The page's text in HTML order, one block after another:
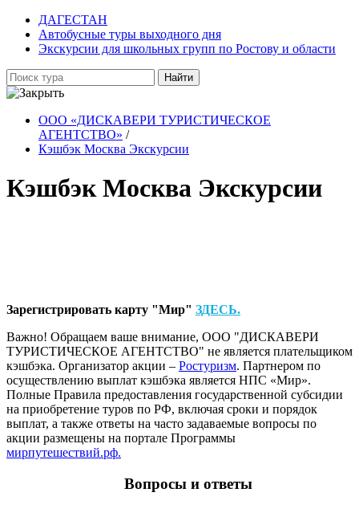
ДАГЕСТАН
Автобусные туры выходного дня
Экскурсии для школьных групп по Ростову и области
Найти
ООО «ДИСКАВЕРИ ТУРИСТИЧЕСКОЕ
АГЕНТСТВО» /
Кэшбэк Москва Экскурсии
Кэшбэк Москва Экскурсии
Зарегистрировать карту "Мир" ЗДЕСЬ.
Важно! Обращаем ваше внимание, ООО "ДИСКАВЕРИ
ТУРИСТИЧЕСКОЕ АГЕНТСТВО" не является плательщиком
кэшбэка. Организатор акции – Ростуризм. Партнером по
осуществлению выплат кэшбэка является НПС «Мир».
Полные Правила предоставления государственной субсидии
на приобретение туров по РФ, включая сроки и порядок
выплат, а также ответы на часто задаваемые вопросы по
акции размещены на портале Программы
мирпутешествий.рф.
Вопросы и ответы